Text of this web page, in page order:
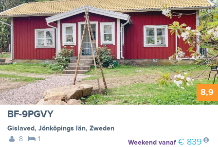
8,9
BF-9PGVY
Gislaved, Jönköpings län, Zweden
8
1 Weekendvanaf € 839